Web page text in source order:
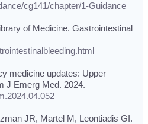
cg141/chapter/1-Guidance
of Medicine. Gastrointestinal
medicine updates: Upper
J Emerg Med. 2024.
JR, Martel M, Leontiadis GI.